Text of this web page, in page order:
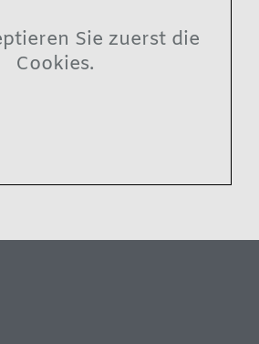
Sie zuerst die
Cookies.